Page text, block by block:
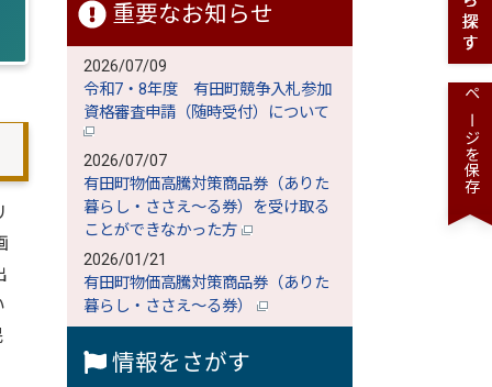
重要なお知らせ
2026/07/09
令和7・8年度 有田町競争入札参加
資格審査申請（随時受付）について
2026/07/07
有田町物価高騰対策商品券（ありた
暮らし・ささえ～る券）を受け取る
ことができなかった方
2026/01/21
有田町物価高騰対策商品券（ありた
暮らし・ささえ～る券）
情報をさがす
ページを保存